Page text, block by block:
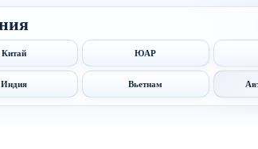
Китай ЮАР
Индия Вьетнам